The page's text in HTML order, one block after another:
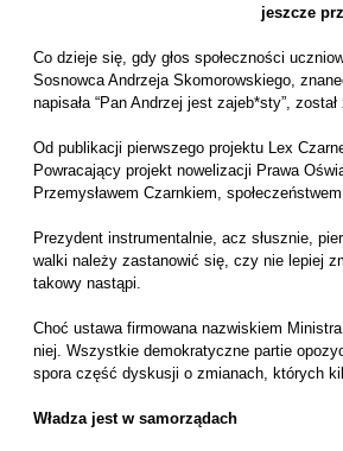
jeszcze
Co dzieje się, gdy głos społeczności
Sosnowca Andrzeja Skomorowskiego,
napisała “Pan Andrzej jest zajeb*sty”, został
Od publikacji pierwszego projektu Lex
Powracający projekt nowelizacji Prawa
Przemysławem Czarnkiem,
Prezydent instrumentalnie, acz słusznie,
walki należy zastanowić się, czy nie lepiej
takowy nastąpi.
Choć ustawa firmowana nazwiskiem
niej. Wszystkie demokratyczne partie
spora część dyskusji o zmianach, których
Władza jest w samorządach